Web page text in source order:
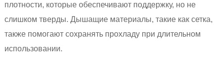
плотности, которые обеспечивают поддержку, но не
слишком тверды. Дышащие материалы, такие как сетка,
также помогают сохранять прохладу при длительном
использовании.